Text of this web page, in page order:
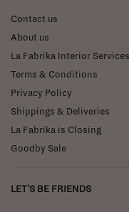
Contact us
About us
La Fabrika Interior Services
Terms & Conditions
Privacy Policy
Shippings & Deliveries
La Fabrika is Closing
Goodby Sale
LET'S BE FRIENDS